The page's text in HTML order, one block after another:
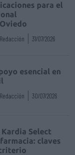
para el
Redacción 31/07/2026
esencial en
Redacción 30/07/2026
Select
claves